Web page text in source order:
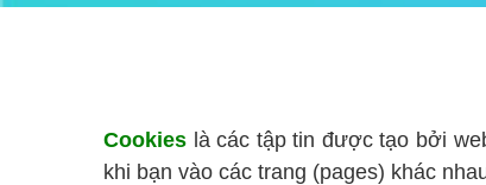
Cookies là các tập tin được tạo bởi
khi bạn vào các trang (pages) khác